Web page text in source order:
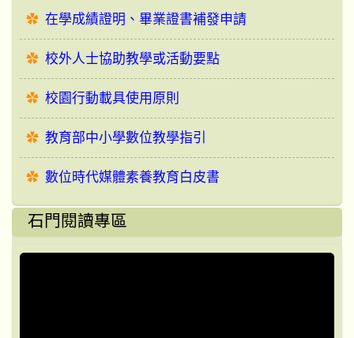
在學成績證明、畢業證書補發申請
校外人士協助教學或活動要點
校園行動載具使用原則
教育部中小學數位教學指引
數位時代媒體素養教育白皮書
石門閱讀專區